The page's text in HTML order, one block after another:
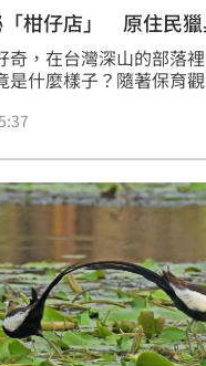
「柑仔店」 原住民獵
奇，在台灣深山的部落
是什麼樣子？隨著保育
物的安全取得平衡，一
意的解方，那就是推出
務，用最親近生活的方